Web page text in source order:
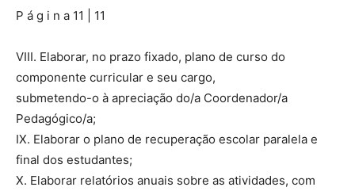
P á g i n a 11 | 11
VIII. Elaborar, no prazo fixado, plano de curso do
componente curricular e seu cargo,
submetendo-o à apreciação do/a Coordenador/a
Pedagógico/a;
IX. Elaborar o plano de recuperação escolar paralela e
final dos estudantes;
X. Elaborar relatórios anuais sobre as atividades, com